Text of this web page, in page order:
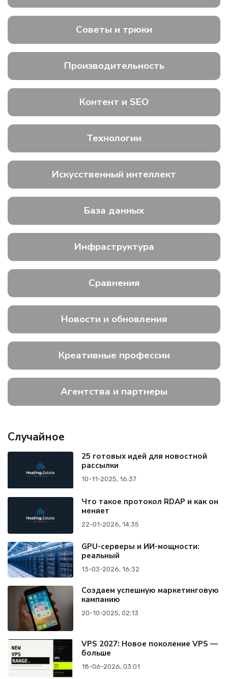
Советы и трюки
Производительность
Контент и SEO
Технологии
Искусственный интеллект
База данных
Инфраструктура
Сравнения
Новости и обновления
Креативные профессии
Агентства и партнеры
Случайное
25 готовых идей для новостной
рассылки
10-11-2025, 16:37
Что такое протокол RDAP и как он
меняет
22-01-2026, 14:35
GPU-серверы и ИИ-мощности:
реальный
13-03-2026, 16:32
Создаем успешную маркетинговую
кампанию
20-10-2025, 02:13
VPS 2027: Новое поколение VPS —
больше
18-06-2026, 03:01